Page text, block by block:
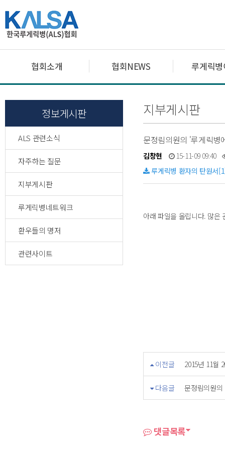
협회소개 협회NEWS 루게릭
정보게시판
ALS 관련소식
자주하는 질문
지부게시판
루게릭병네트워크
환우들의 명저
관련사이트
지부게시판
문정림의원의 '루게릭병
김창현
15-11-09 09:40
루게릭병 환자의 탄원서
아래 파일을 올립니다. 많은
이전글 2015년 11월
다음글 문정림의원
댓글목록